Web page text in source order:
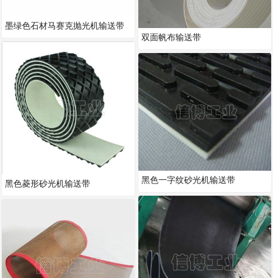
墨绿色石材马赛克抛光机输送带
黑色菱形砂光机输送带
双面帆布输送带
黑色一字纹砂光机输送带